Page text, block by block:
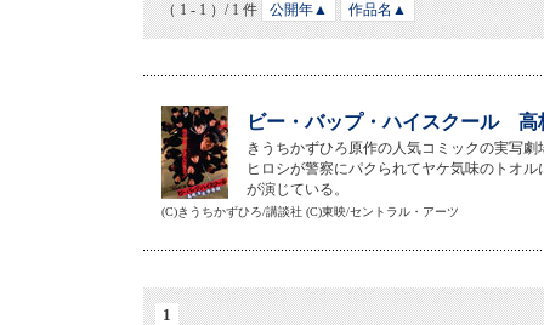
（ 1 - 1 ）/ 1 件 公開年▲ 作品名▲
ビー・バップ・ハイスクール 高
きうちかずひろ原作の人気コミックの実写劇
ヒロシが警察にパクられてヤケ気味のトオ
が演じている。
(C)きうちかずひろ/講談社 (C)東映/セントラル・アーツ
1